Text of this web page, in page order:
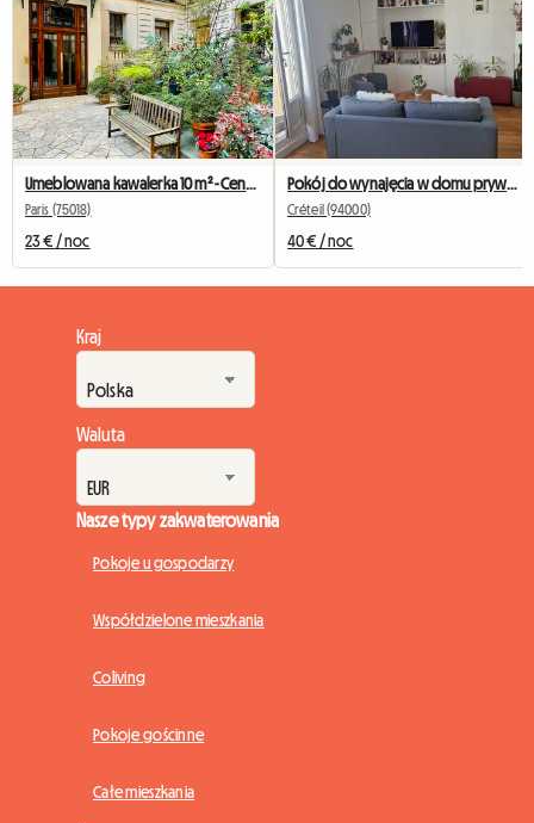
Paris (75018)
23 € / noc
Créteil (94000)
40 € / noc
Kraj
Waluta
Nasze typy zakwaterowania
Pokoje u gospodarzy
Współdzielone mieszkania
Coliving
Pokoje gościnne
Całe mieszkania